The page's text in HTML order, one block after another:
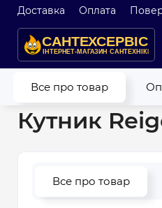
Доставка Оплата
Все про товар
Головна Водопровід
Кутник
Все про товар